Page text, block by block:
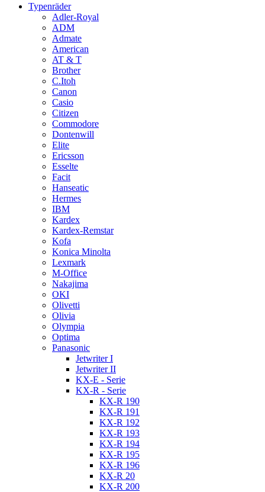
Typenräder
Adler-Royal
ADM
Admate
American
AT & T
Brother
C.Itoh
Canon
Casio
Citizen
Commodore
Dontenwill
Elite
Ericsson
Esselte
Facit
Hanseatic
Hermes
IBM
Kardex
Kardex-Remstar
Kofa
Konica Minolta
Lexmark
M-Office
Nakajima
OKI
Olivetti
Olivia
Olympia
Optima
Panasonic
Jetwriter I
Jetwriter II
KX-E - Serie
KX-R - Serie
KX-R 190
KX-R 191
KX-R 192
KX-R 193
KX-R 194
KX-R 195
KX-R 196
KX-R 20
KX-R 200